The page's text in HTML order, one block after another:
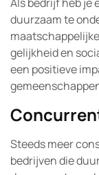
duurzaam te
gelijkheid en
een positieve
Steeds meer
bedrijven die